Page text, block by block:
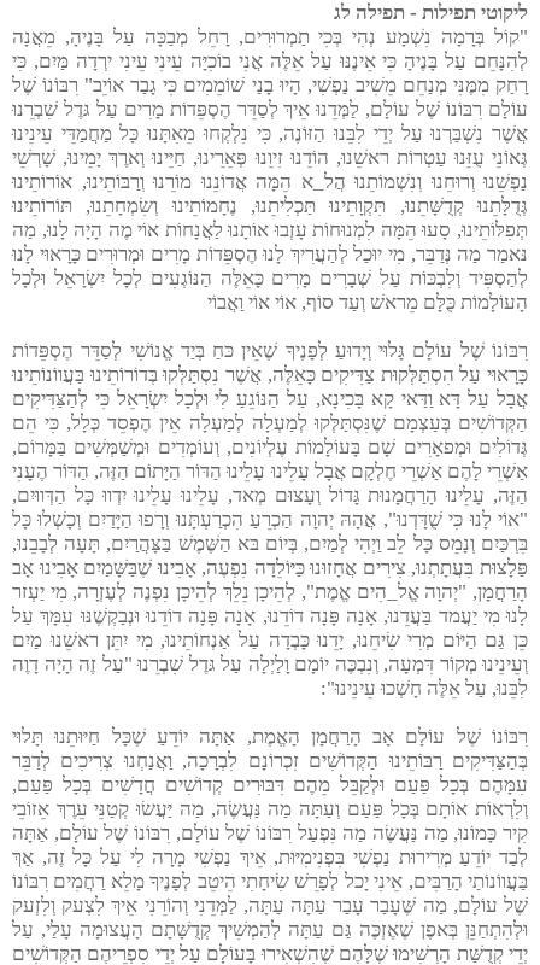
ליקוטי תפילות - תפילה לג
"קוֹל בְּרָמָה נִשְׁמָע נְהִי בְּכִי תַמְרוּרִים, רָחֵל מְבַכָּה עַל בָּנֶיהָ, מֵאֲנָה
לְהִנָּחֵם עַל בָּנֶיהָ כִּי אֵינֶנּוּ עַל אֵלֶּה אֲנִי בוֹכִיָּה עֵינִי עֵינִי ירְדָה מַּיִם, כִּי
רָחַק מִמֶּנִּי מְנַחֵם מֵשִׁיב נַפְשִׁי, הָיוּ בָנַי שׁוֹמֵמִים כִּי גָבַר אוֹיֵב" רִבּוֹנוֹ שֶׁל
עוֹלָם רִבּוֹנוֹ שֶׁל עוֹלָם, לַמְּדֵנוּ אֵיךְ לְסַדֵּר הֶסְפֵּדוֹת מָרִים עַל גּדֶל שִׁבְרֵנוּ
אֲשֶׁר נִשְׁבַּרְנוּ עַל יְדֵי לִבֵּנוּ הַזּוֹנֶה, כִּי נִלְקְחוּ מֵאִתָּנוּ כָּל מַחֲמַדֵּי עֵינֵינוּ
גְּאוֹנֵי עֻזֵּנוּ עַטְרוֹת ראשֵׁנוּ, הוֹדֵנוּ זִיוֵנוּ פְּאֵרֵינוּ, חַיֵּינוּ וְארֶךְ יָמֵינוּ, שָׁרְשֵׁי
נַפְשֵׁנוּ וְרוּחֵנוּ וְנִשְׁמוֹתֵנוּ הֲל_א הֵמָּה אֲדוֹנֵנוּ מוֹרֵנוּ וְרַבּוֹתֵינוּ, אוֹרוֹתֵינוּ
גְּדֻלָּתֵנוּ קְדֻשָּׁתֵנוּ, תִּקְוָתֵינוּ תַּכְלִיתֵנוּ, נֶחָמוֹתֵינוּ וְשִׂמְחָתֵנוּ, תּוֹרוֹתֵינוּ
תְּפִלּוֹתֵינוּ, סָעוּ הֵמָּה לִמְנוּחוֹת עָזְבוּ אוֹתָנוּ לַאֲנָחוֹת אוֹי מֶה הָיָה לָנוּ, מַה
נּאמַר מַה נְּדַבֵּר, מִי יוּכַל לְהַעֲרִיךְ לָנוּ הֶסְפֵּדוֹת מָרִים וּמְרוּרִים כָּרָאוּי לָנוּ
לְהַסְפִּיד וְלִבְכּוֹת עַל שְׁבָרִים מָרִים כָּאֵלֶּה הַנּוֹגְעִים לְכָל יִשְׂרָאֵל וּלְכָל
הָעוֹלָמוֹת כֻּלָּם מֵראשׁ וְעַד סוֹף, אוֹי אוֹי וַאֲבוֹי
רִבּוֹנוֹ שֶׁל עוֹלָם גָּלוּי וְיָדוּעַ לְפָנֶיךָ שֶׁאֵין כּחַ בְּיַד אֱנוֹשִׁי לְסַדֵּר הֶסְפֵּדוֹת
כָּרָאוּי עַל הִסְתַּלְּקוּת צַדִּיקִים כָּאֵלֶּה, אֲשֶׁר נִסְתַּלְּקוּ בְּדוֹרוֹתֵינוּ בַּעֲווֹנוֹתֵינוּ
אֲבָל עַל דָּא וַדַּאי קָא בָּכִינָא, עַל הַנּוֹגֵעַ לִי וּלְכָל יִשְׂרָאֵל כִּי לְהַצַּדִּיקִים
הַקְּדוֹשִׁים בְּעַצְמָם שֶׁנִּסְתַּלְּקוּ לְמַעְלָה לְמַעְלָה אֵין הֶפְסֵד כְּלָל, כִּי הֵם
גְּדוֹלִים וּמְפאָרִים שָׁם בָּעוֹלָמוֹת עֶלְיוֹנִים, וְעוֹמְדִים וּמְשַׁמְּשִׁים בַּמָּרוֹם,
אַשְׁרֵי לָהֶם אַשְׁרֵי חֶלְקָם אֲבָל עָלֵינוּ עָלֵינוּ הַדּוֹר הַיָּתוֹם הַזֶּה, הַדּוֹר הֶעָנִי
הַזֶּה, עָלֵינוּ הָרַחֲמָנוּת גָּדוֹל וְעָצוּם מְאד, עָלֵינוּ עָלֵינוּ יִדְווּ כָּל הַדְּווּיִם,
"אוֹי לָנוּ כִּי שֻׁדָּדְנוּ", אֲהָהּ יְהוָה הַכְרֵעַ הִכְרַעְתָּנוּ וְרָפוּ הַיָּדַיִם וְכָשְׁלוּ כָּל
בִּרְכַּיִם וְנָמֵס כָּל לֵב וַיְהִי לְמַיִם, בְּיוֹם בּא הַשֶּׁמֶשׁ בַּצָּהֲרַיִם, תָּעָה לְבָבֵנוּ,
פַּלָצוּת בִּעֲתָתְנוּ, צִירִים אֲחָזוּנוּ כַּיּוֹלֵדָה נִפְעֶה, אָבִינוּ שֶׁבַּשָּׁמַיִם אָבִינוּ אָב
הָרַחֲמָן, "יְהוָה אֱל_הִים אֱמֶת", לְהֵיכָן נֵלֵךְ לְהֵיכָן נִפְנֶה לְעֶזְרָה, מִי יַעְזר
לָנוּ מִי יַעֲמד בַּעֲדֵנוּ, אָנָה פָּנָה דוֹדֵנוּ, אָנָה פָּנָה דוֹדֵנוּ וּנְבַקְשֶׁנּוּ עִמָּךְ עַל
כֵּן גַּם הַיּוֹם מְרִי שִׂיחֵנוּ, יָדֵנוּ כָּבְדָה עַל אַנְחוֹתֵינוּ, מִי יִתֵּן ראשֵׁנוּ מַיִם
וְעֵינֵינוּ מְקוֹר דִּמְעָה, וְנִבְכֶּה יוֹמָם וָלַיְלָה עַל גּדֶל שִׁבְרֵנוּ "עַל זֶה הָיָה דָוֶה
לִבֵּנוּ, עַל אֵלֶּה חָשְׁכוּ עֵינֵינוּ":
רִבּוֹנוֹ שֶׁל עוֹלָם אָב הָרַחֲמָן הָאֱמֶת, אַתָּה יוֹדֵעַ שֶׁכָּל חַיּוּתֵנוּ תָּלוּי
בְּהַצַּדִּיקִים רַבּוֹתֵינוּ הַקְּדוֹשִׁים זִכְרוֹנָם לִבְרָכָה, וַאֲנַחְנוּ צְרִיכִים לְדַבֵּר
עִמָּהֶם בְּכָל פַּעַם וּלְקַבֵּל מֵהֶם דִּבּוּרִים קְדוֹשִׁים חֲדָשִׁים בְּכָל פַּעַם,
וְלִרְאוֹת אוֹתָם בְּכָל פַּעַם וְעַתָּה מַה נַּעֲשֶׂה, מַה יַּעֲשׂוּ קְטַנֵּי עֵרֶךְ אֵזוֹבֵי
קִיר כָּמוֹנוּ, מַה נַּעֲשֶׂה מַה נִּפְעַל רִבּוֹנוֹ שֶׁל עוֹלָם, רִבּוֹנוֹ שֶׁל עוֹלָם, אַתָּה
לְבַד יוֹדֵעַ מְרִירוּת נַפְשִׁי בִּפְנִימִיּוּת, אֵיךְ נַפְשִׁי מָרָה לִי עַל כָּל זֶה, אַךְ
בַּעֲווֹנוֹתַי הָרַבִּים, אֵינִי יָכל לְפָרֵשׁ שִׂיחָתִי הֵיטֵב לְפָנֶיךָ מָלֵא רַחֲמִים רִבּוֹנוֹ
שֶׁל עוֹלָם, מַה שֶּׁעָבַר עָבַר עַתָּה עַתָּה, לַמְּדֵנִי וְהוֹרֵנִי אֵיךְ לִצְעק וְלִזְעק
וּלְהִתְחַנֵּן בְּאפֶן שֶׁאֶזְכֶּה גַּם עַתָּה לְהַמְשִׁיךְ קְדֻשָּׁתָם הָעֲצוּמָה עָלַי, עַל
יְדֵי קְדֻשַּׁת הָרְשִׁימוּ שֶׁלָּהֶם שֶׁהִשְׁאִירוּ בָּעוֹלָם עַל יְדֵי סִפְרֵיהֶם הַקְּדוֹשִׁים